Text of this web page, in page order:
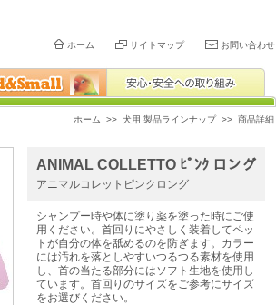
ホーム サイトマップ お問い合わせ
ホーム >> 犬用 製品ラインナップ>> 商品詳細
ANIMAL COLLETTO ﾋﾟﾝｸ ロング
アニマルコレットピンクロング
シャンプー時や体に塗り薬を塗った時にご使
用ください。首回りにやさしく装着してペッ
トが自分の体を舐めるのを防ぎます。カラー
には汚れを落としやすいつるつる素材を使用
し、首の当たる部分にはソフト生地を使用し
ています。首回りのサイズをご参考にサイズ
をお選びください。